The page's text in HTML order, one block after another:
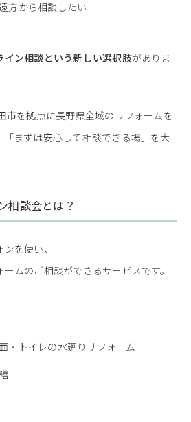
方から相談したい
イン相談という新しい選択肢がありま
市を拠点に長野県全域のリフォームを
「まずは安心して相談できる場」を大
相談会とは？
を使い、
ムのご相談ができるサービスです。
・トイレの水廻りリフォーム